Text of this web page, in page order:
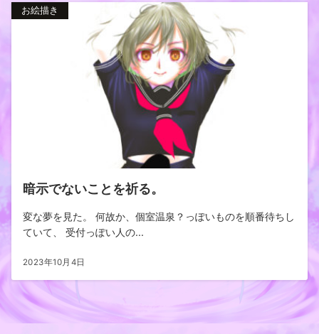
お絵描き
暗示でないことを祈る。
変な夢を見た。 何故か、個室温泉？っぽいものを順番待ちし
ていて、 受付っぽい人の...
2023年10月4日